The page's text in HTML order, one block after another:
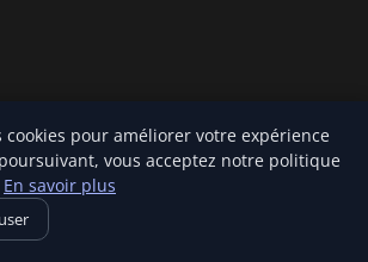
durable
cookies pour améliorer votre expérience
vous acceptez notre politique
En savoir plus